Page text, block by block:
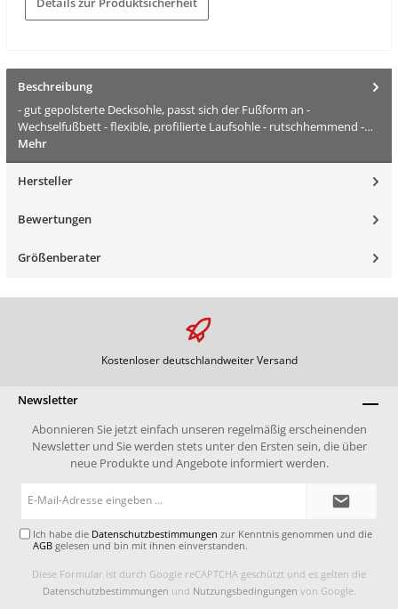
Beschreibung
- gut gepolsterte Decksohle, passt sich der Fußform an -
Wechselfußbett - flexible, profilierte Laufsohle - rutschhemmend -…
Mehr
Hersteller
Bewertungen
Größenberater
Kostenloser deutschlandweiter Versand
Newsletter
Abonnieren Sie jetzt einfach unseren regelmäßig erscheinenden
Newsletter und Sie werden stets unter den Ersten sein, die über
neue Produkte und Angebote informiert werden.
Ich habe die Datenschutzbestimmungen zur Kenntnis genommen und die
AGB gelesen und bin mit ihnen einverstanden.
Diese Formular ist durch Google reCAPTCHA geschützt und es gelten die
Datenschutzbestimmungen und Nutzungsbedingungen von Google.